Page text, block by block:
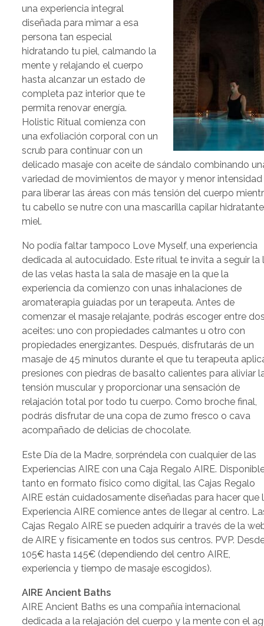
una experiencia integral
diseñada para mimar a esa
persona tan especial
hidratando tu piel, calmando la
mente y relajando el cuerpo
hasta alcanzar un estado de
completa paz interior que te
permita renovar energía.
Holistic Ritual comienza con
una exfoliación corporal con un
scrub para continuar con un
delicado masaje con aceite de sándalo combinando
variedad de movimientos de mayor y menor intensidad
para liberar las áreas con más tensión del cuerpo
tu cabello se nutre con una mascarilla capilar
miel.
No podía faltar tampoco Love Myself, una experiencia
dedicada al autocuidado. Este ritual te invita a seguir la
de las velas hasta la sala de masaje en la que la
experiencia da comienzo con unas inhalaciones de
aromaterapia guiadas por un terapeuta. Antes de
comenzar el masaje relajante, podrás escoger entre
aceites: uno con propiedades calmantes u otro con
propiedades energizantes. Después, disfrutarás de un
masaje de 45 minutos durante el que tu terapeuta
presiones con piedras de basalto calientes para aliviar
tensión muscular y proporcionar una sensación de
relajación total por todo tu cuerpo. Como broche final,
podrás disfrutar de una copa de zumo fresco o cava
acompañado de delicias de chocolate.
Este Día de la Madre, sorpréndela con cualquier de las
Experiencias AIRE con una Caja Regalo AIRE.
tanto en formato físico como digital, las Cajas Regalo
AIRE están cuidadosamente diseñadas para hacer que
Experiencia AIRE comience antes de llegar al centro.
Cajas Regalo AIRE se pueden adquirir a través de la
de AIRE y físicamente en todos sus centros. PVP.
105€ hasta 145€ (dependiendo del centro AIRE,
experiencia y tiempo de masaje escogidos).
AIRE Ancient Baths
AIRE Ancient Baths es una compañía internacional
dedicada a la relajación del cuerpo y la mente con el